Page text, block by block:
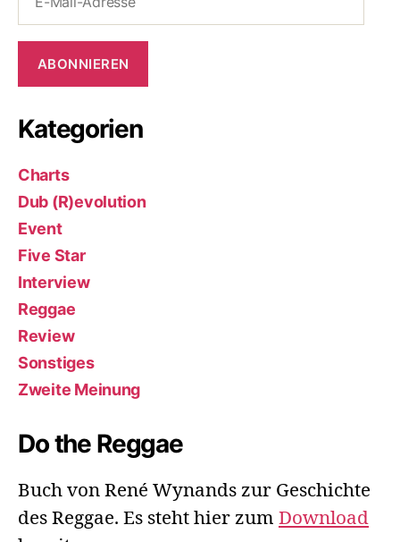
Mail-
ABONNIEREN
Kategorien
Charts
Dub (R)evolution
Event
Five Star
Interview
Reggae
Review
Sonstiges
Zweite Meinung
Do the Reggae
Buch von René Wynands zur Geschichte
des Reggae. Es steht hier zum Download